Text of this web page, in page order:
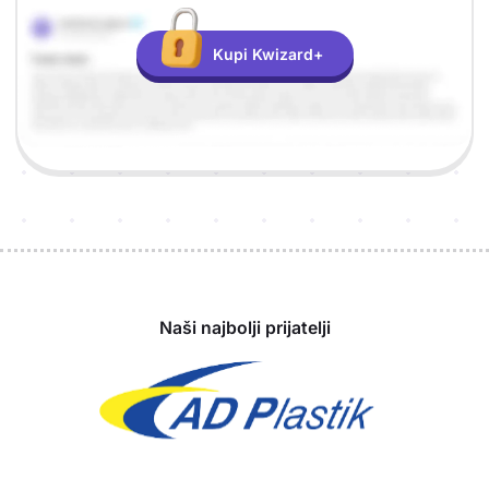
Odgovor
Objašnjenje
Kupi Kwizard+
Naši najbolji prijatelji